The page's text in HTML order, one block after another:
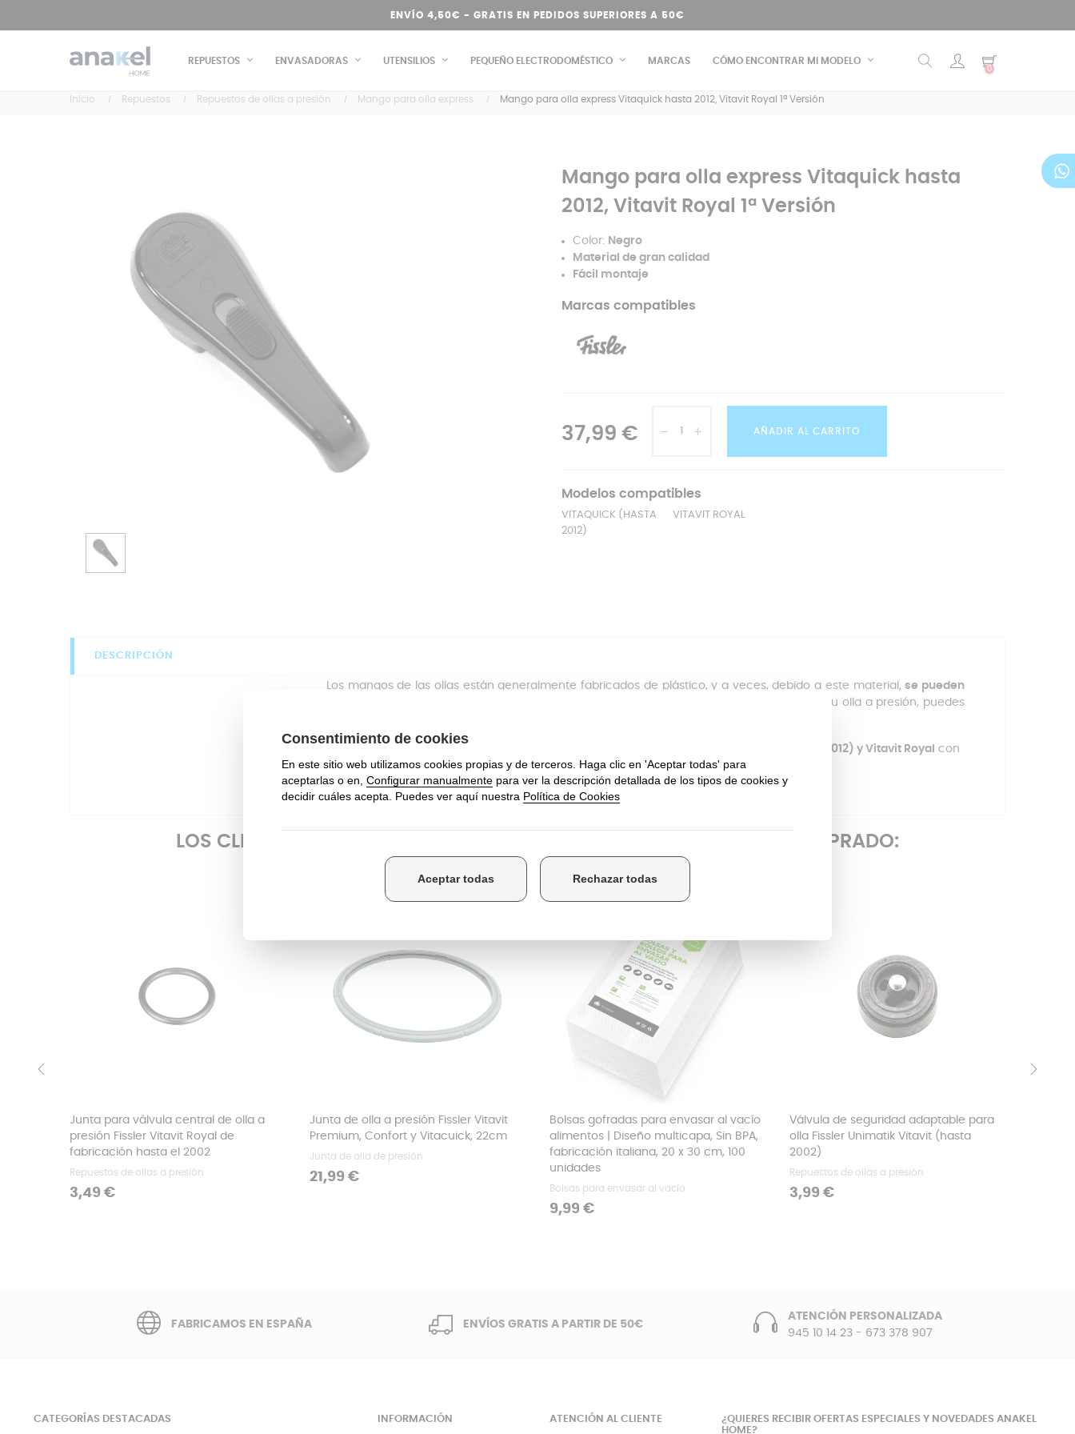
ENVÍO 4,50€ - GRATIS EN PEDIDOS SUPERIORES A 50€
REPUESTOS ENVASADORAS UTENSILIOS PEQUEÑO ELECTRODOMÉSTICO MARCAS CÓMO ENCONTRAR MI MODELO
0
Inicio Repuestos Repuestos de ollas a presión Mango para olla express Mango para olla express Vitaquick hasta 2012, Vitavit Royal 1ª Versión
Mango para olla express Vitaquick hasta
2012, Vitavit Royal 1ª Versión
Color: Negro
Material de gran calidad
Fácil montaje
Marcas compatibles
37,99 € AÑADIR AL CARRITO
Modelos compatibles
VITAQUICK (HASTA
2012)
VITAVIT ROYAL
DESCRIPCIÓN
Los mangos de las ollas están generalmente fabricados de plástico, y a veces, debido a este material,se pueden
con el calor. Si esto pasa, no es necesario que reemplaces tu olla a presión, puedes
Vitaquick (fabricadas hasta el 2012) y Vitavit Royal con
diámetro Ø22cmdeFissler.
LOS CLIENTES QUE COMPRARON ESTE PRODUCTO TAMBIÉN HAN COMPRADO:
Junta para válvula central de olla a
presión Fissler Vitavit Royal de
fabricación hasta el 2002
Repuestos de ollas a presión
Precio
3,49 €
Junta de olla a presión Fissler Vitavit
Premium, Confort y Vitacuick, 22cm
Junta de olla de presión
Precio
21,99 €
Bolsas gofradas para envasar al vacío
alimentos | Diseño multicapa, Sin BPA,
fabricación italiana, 20 x 30 cm, 100
unidades
Bolsas para envasar al vacío
Precio
9,99 €
Válvula de seguridad adaptable para
olla Fissler Unimatik Vitavit (hasta
2002)
Repuestos de ollas a presión
Precio
3,99 €
FABRICAMOS EN ESPAÑA ENVÍOS GRATIS A PARTIR DE 50€
ATENCIÓN PERSONALIZADA
945 10 14 23 - 673 378 907
CATEGORÍAS DESTACADAS INFORMACIÓN ATENCIÓN AL CLIENTE
¿QUIERES RECIBIR OFERTAS ESPECIALES Y NOVEDADES ANAKEL
HOME?